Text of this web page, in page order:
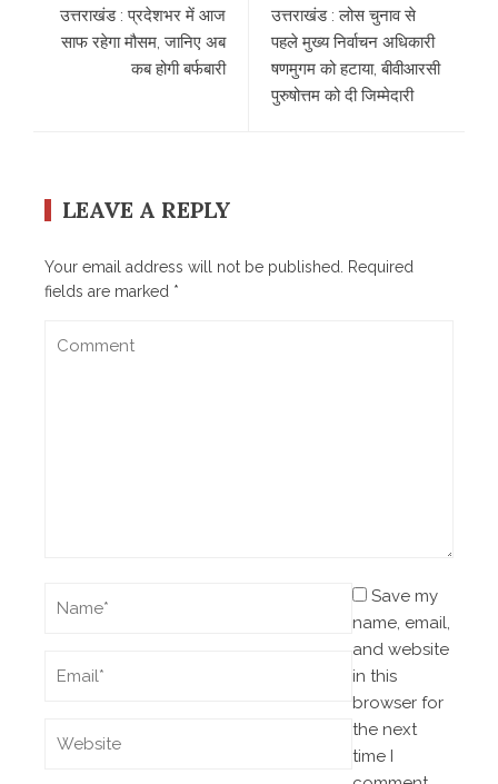
उत्तराखंड : प्रदेशभर में आज
साफ रहेगा मौसम, जानिए अब
कब होगी बर्फबारी
उत्तराखंड : लोस चुनाव से
पहले मुख्य निर्वाचन अधिकारी
षणमुगम को हटाया, बीवीआरसी
पुरुषोत्तम को दी जिम्मेदारी
LEAVE A REPLY
Your email address will not be published.
Required
fields are marked *
Save my
name, email,
and website
in this
browser for
the next
time I